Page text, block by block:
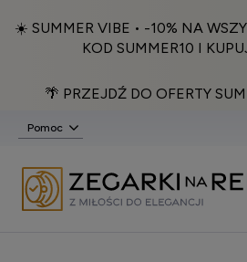
☀️ SUMMER VIBE • -10% NA
KOD SUMMER10 I
🌴 PRZEJDŹ DO OFERTY
Pomoc